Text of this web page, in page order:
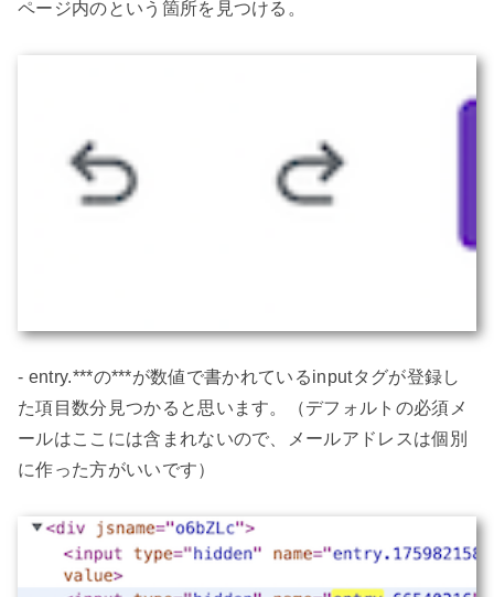
ページ内のという箇所を見つける。
- entry.***の***が数値で書かれているinputタグが登録し
た項目数分見つかると思います。（デフォルトの必須メ
ールはここには含まれないので、メールアドレスは個別
に作った方がいいです）